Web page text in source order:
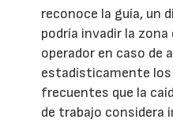
reconoce la guía, un
podría invadir la zona
operador en caso de
estadísticamente
frecuentes que la
de trabajo considera